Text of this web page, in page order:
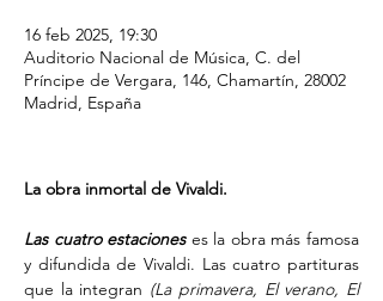
16 feb 2025, 19:30
Auditorio Nacional de Música, C. del
Príncipe de Vergara, 146, Chamartín, 28002
Madrid, España
La obra inmortal de Vivaldi.
Las cuatro estaciones es la obra más famosa
y difundida de Vivaldi. Las cuatro partituras
que la integran (La primavera, El verano, El